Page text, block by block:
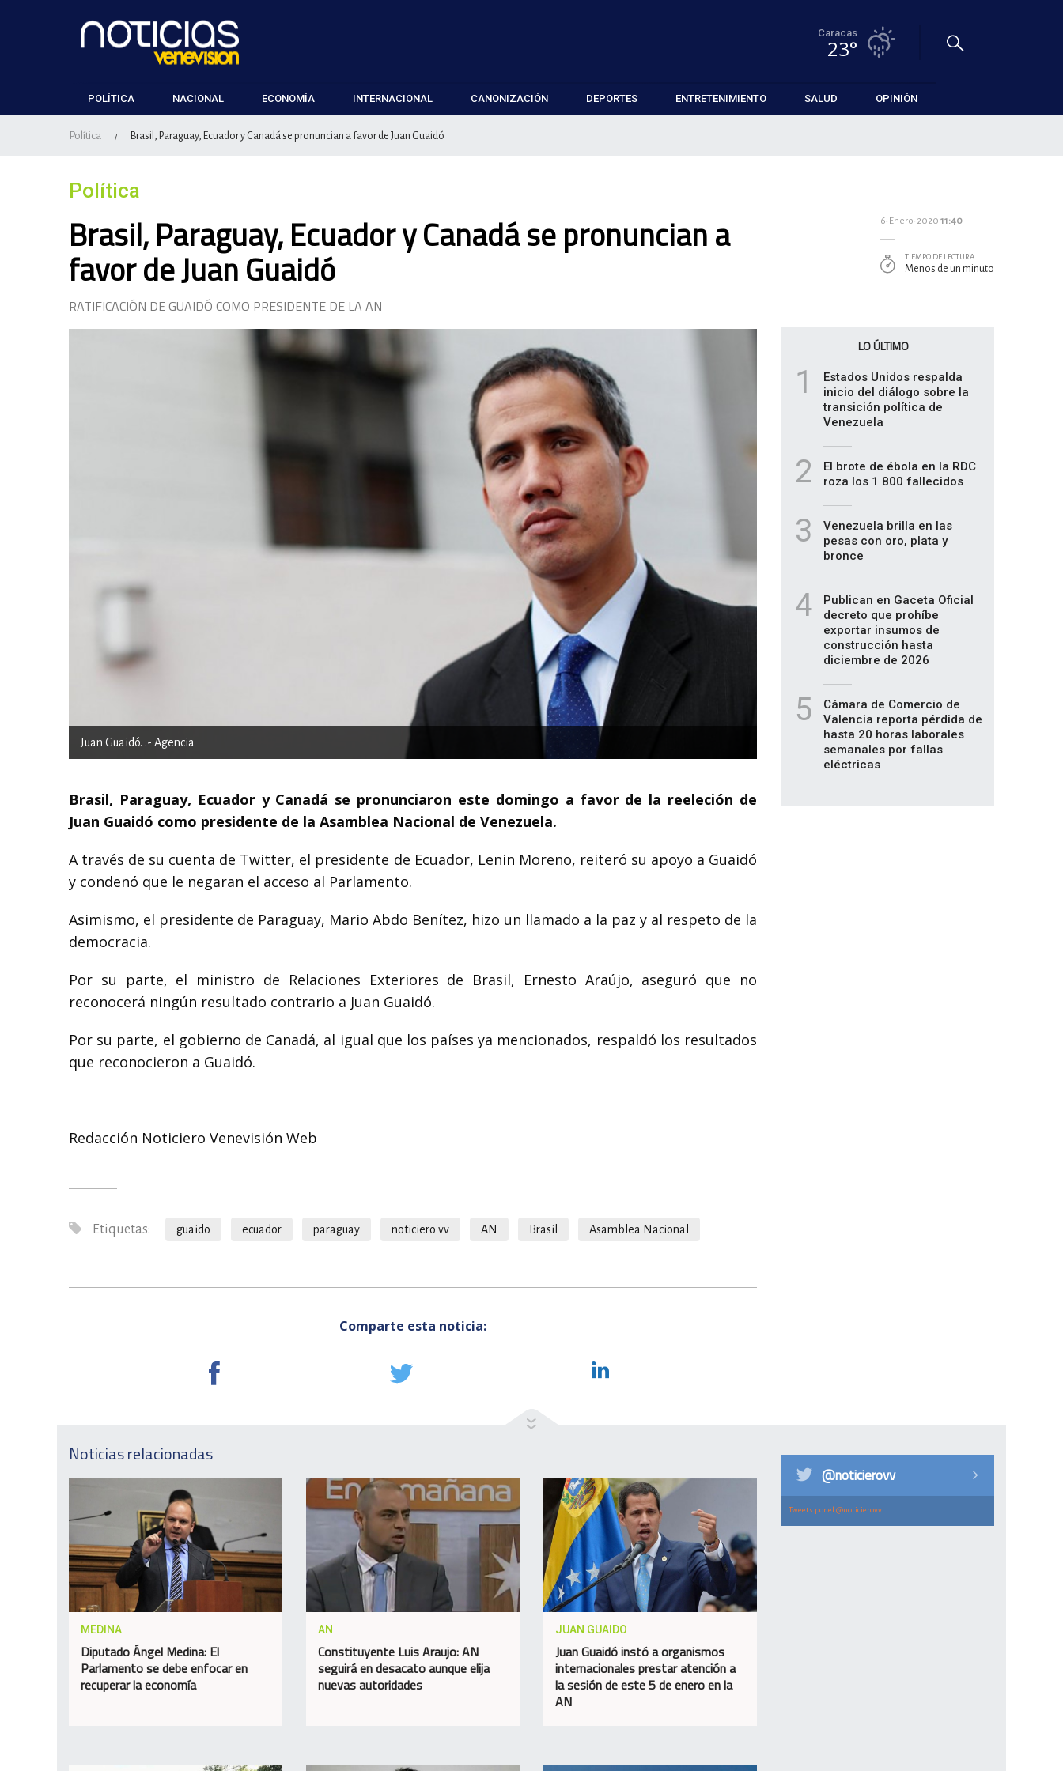
Caracas
23°
POLÍTICA NACIONAL ECONOMÍA INTERNACIONAL CANONIZACIÓN DEPORTES ENTRETENIMIENTO SALUD OPINIÓN
Política / Brasil, Paraguay, Ecuador y Canadá se pronuncian a favor de Juan Guaidó
Política
Brasil, Paraguay, Ecuador y Canadá se pronuncian a
favor de Juan Guaidó
RATIFICACIÓN DE GUAIDÓ COMO PRESIDENTE DE LA AN
Juan Guaidó. .- Agencia
Brasil, Paraguay, Ecuador y Canadá se pronunciaron este domingo a favor de la reeleción de
Juan Guaidó como presidente de la Asamblea Nacional de Venezuela.
A través de su cuenta de Twitter, el presidente de Ecuador, Lenin Moreno, reiteró su apoyo a Guaidó
y condenó que le negaran el acceso al Parlamento.
Asimismo, el presidente de Paraguay, Mario Abdo Benítez, hizo un llamado a la paz y al respeto de la
democracia.
Por su parte, el ministro de Relaciones Exteriores de Brasil, Ernesto Araújo, aseguró que no
reconocerá ningún resultado contrario a Juan Guaidó.
Por su parte, el gobierno de Canadá, al igual que los países ya mencionados, respaldó los resultados
que reconocieron a Guaidó.
Redacción Noticiero Venevisión Web
Etiquetas: guaido ecuador paraguay noticiero vv AN Brasil Asamblea Nacional
Comparte esta noticia:
6-Enero-2020 11:40
TIEMPO DE LECTURA
Menos de un minuto
LO ÚLTIMO
1
Estados Unidos respalda
inicio del diálogo sobre la
transición política de
Venezuela
2
El brote de ébola en la RDC
roza los 1 800 fallecidos
3
Venezuela brilla en las
pesas con oro, plata y
bronce
4
Publican en Gaceta Oficial
decreto que prohíbe
exportar insumos de
construcción hasta
diciembre de 2026
5
Cámara de Comercio de
Valencia reporta pérdida de
hasta 20 horas laborales
semanales por fallas
eléctricas
Noticias relacionadas
MEDINA
Diputado Ángel Medina: El
Parlamento se debe enfocar en
recuperar la economía
AN
Constituyente Luis Araujo: AN
seguirá en desacato aunque elija
nuevas autoridades
JUAN GUAIDO
Juan Guaidó instó a organismos
internacionales prestar atención a
la sesión de este 5 de enero en la
AN
@noticierovv
Tweets por el @noticierovv.